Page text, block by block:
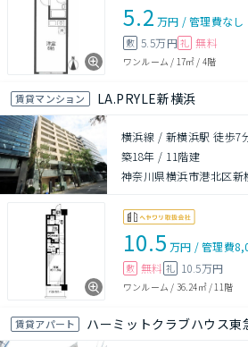
5.2 万円 /管理費なし
敷 5.5万円 礼 無料
ワンルーム / 17㎡ / 4階
賃貸マンション LA.PRYLE新横浜
横浜線 / 新横浜駅 徒歩7
築18年 / 11階建
神奈川県横浜市港北区新
10.5 万円 /管理費
敷 無料 礼 10.5万円
ワンルーム / 36.24㎡/11階
賃貸アパート ハーミットクラブハウス東